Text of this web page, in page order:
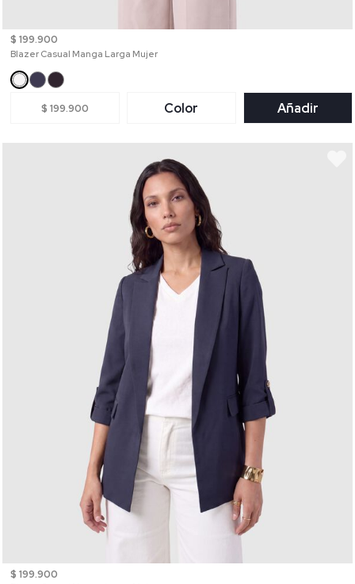
$ 199.900
Blazer Casual Manga Larga Mujer
$ 199.900 Color Añadir
$ 199.900